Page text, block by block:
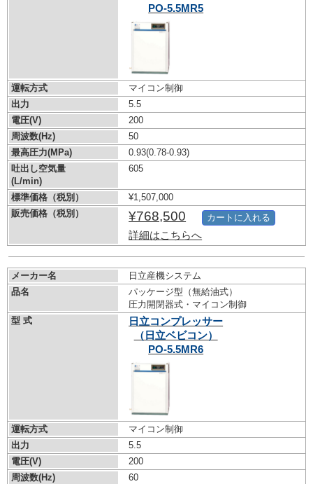
PO-5.5MR5
運転方式
マイコン制御
出力
5.5
電圧(V)
200
周波数(Hz)
50
最高圧力(MPa)
0.93(0.78-0.93)
吐出し空気量
(L/min)
605
標準価格（税別）
¥1,507,000
販売価格（税別）
¥768,500
詳細はこちらへ
カートに入れる
メーカー名
日立産機システム
品名
パッケージ型（無給油式）
圧力開閉器式・マイコン制御
型 式
日立コンプレッサー
（日立ベビコン）
PO-5.5MR6
運転方式
マイコン制御
出力
5.5
電圧(V)
200
周波数(Hz)
60